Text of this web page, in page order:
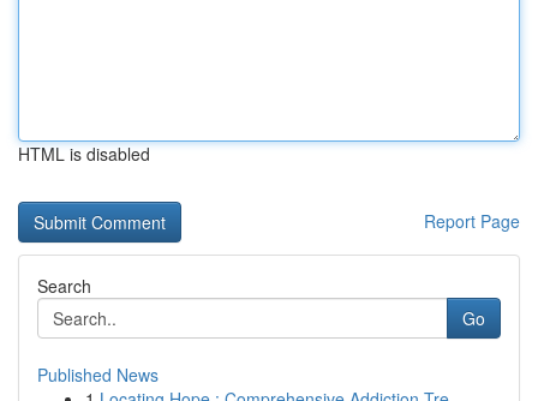
HTML is disabled
Report Page
Search
Go
Published News